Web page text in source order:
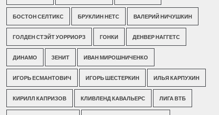
БОСТОН СЕЛТИКС БРУКЛИН НЕТС ВАЛЕРИЙ НИЧУШКИН
ГОЛДЕН СТЭЙТ УОРРИОРЗ ГОНКИ ДЕНВЕР НАГГЕТС
ДИНАМО ЗЕНИТ ИВАН МИРОШНИЧЕНКО
ИГОРЬ ЕСМАНТОВИЧ ИГОРЬ ШЕСТЕРКИН ИЛЬЯ КАРПУХИН
КИРИЛЛ КАПРИЗОВ КЛИВЛЕНД КАВАЛЬЕРС ЛИГА ВТБ